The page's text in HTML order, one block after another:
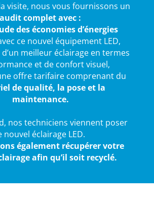
visite, nous vous fournissons un
audit complet avec :
des économies d’énergies
ce nouvel équipement LED,
meilleur éclairage en termes
et de confort visuel,
offre tarifaire comprenant du
de qualité, la pose et la
maintenance.
nos techniciens viennent poser
nouvel éclairage LED.
également récupérer votre
afin qu’il soit recyclé.